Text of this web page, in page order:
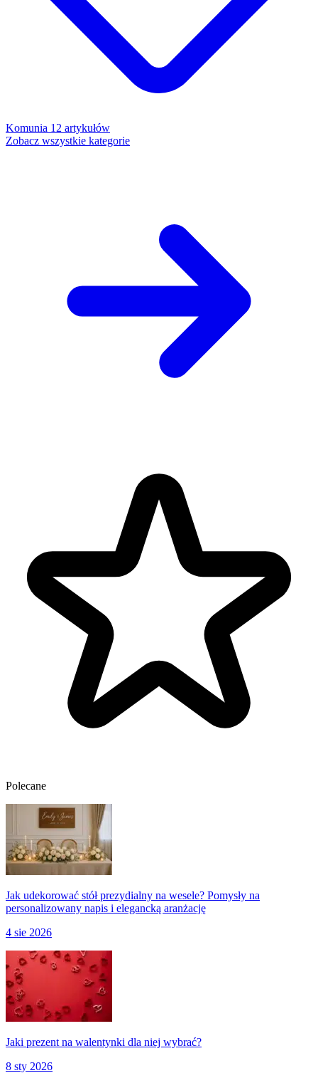
Komunia 12 artykułów
Zobacz wszystkie kategorie
Polecane
Jak udekorować stół prezydialny na wesele? Pomysły na
personalizowany napis i elegancką aranżację
4 sie 2026
Jaki prezent na walentynki dla niej wybrać?
8 sty 2026